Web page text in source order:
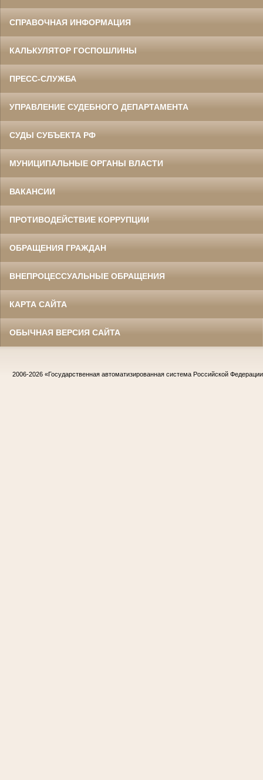
СПРАВОЧНАЯ ИНФОРМАЦИЯ
КАЛЬКУЛЯТОР ГОСПОШЛИНЫ
ПРЕСС-СЛУЖБА
УПРАВЛЕНИЕ СУДЕБНОГО ДЕПАРТАМЕНТА
СУДЫ СУБЪЕКТА РФ
МУНИЦИПАЛЬНЫЕ ОРГАНЫ ВЛАСТИ
ВАКАНСИИ
ПРОТИВОДЕЙСТВИЕ КОРРУПЦИИ
ОБРАЩЕНИЯ ГРАЖДАН
ВНЕПРОЦЕССУАЛЬНЫЕ ОБРАЩЕНИЯ
КАРТА САЙТА
ОБЫЧНАЯ ВЕРСИЯ САЙТА
2006-2026 «Государственная автоматизированная система Российской